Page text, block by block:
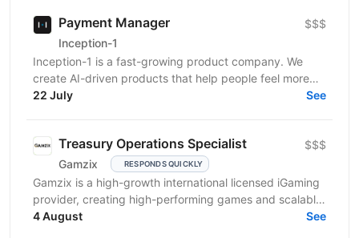
Payment Manager
Inception-1
$$$
Inception-1 is a fast-growing product company. We
create AI-driven products that help people feel more
connected and less alone. Our mission is to build...
22 July See
Treasury Operations Specialist
Gamzix RESPONDS QUICKLY
$$$
Gamzix is a high-growth international licensed iGaming
provider, creating high-performing games and scalable,
cutting-edge solutions for the global...
4 August See